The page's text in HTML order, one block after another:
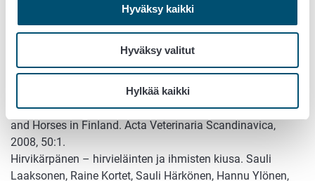
Hyväksy kaikki
Hyväksy valitut
Hylkää kaikki
The 31st International Ethological Conference, Rennes,
France. 19.8.-24.8.2009. Abstracts ja posteriesitys.
Sauli Laaksonen, Arja Kaitala, Raine Korte, Sauli Härkönen,
Hannu Ylönen. Poromies 2008, 3: 24-26.
Solismaa M, Laaksonen S, Nylund M, Pitkänen E, Airakorpi
R, Oksanen A. 2008. Filarioid Nematodes in Cattle, Sheep
and Horses in Finland. Acta Veterinaria Scandinavica,
2008, 50:1.
Hirvikärpänen – hirvieläinten ja ihmisten kiusa. Sauli
Laaksonen, Raine Kortet, Sauli Härkönen, Hannu Ylönen,